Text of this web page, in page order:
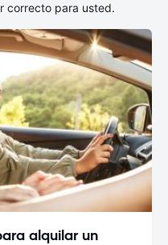
correcto para usted.
alquilar un